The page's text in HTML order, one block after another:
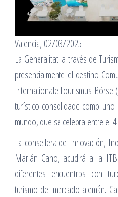
Valencia, 02/03/2025
La Generalitat, a través de
presencialmente el destino
Internationale Tourismus Börse
turístico consolidado como
mundo, que se celebra entre el
La consellera de Innovación,
Marián Cano, acudirá a la
diferentes encuentros con
turismo del mercado alemán.